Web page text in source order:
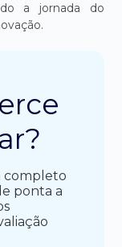
a jornada do
completo
ponta a